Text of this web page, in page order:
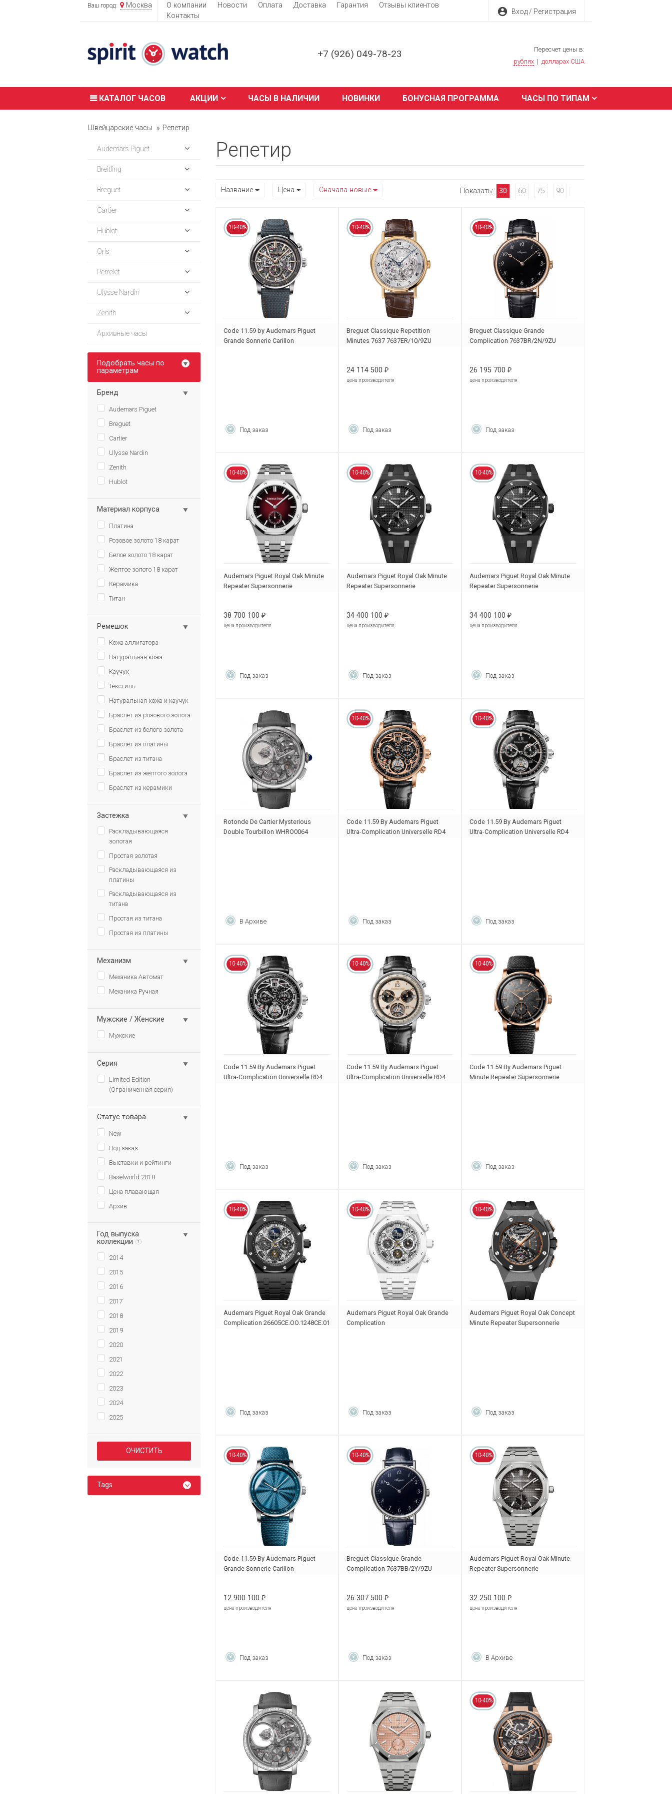
Ваш город: Москва О компании Новости Оплата Доставка Гарантия
Отзывы клиентов
Контакты
account_circle Вход / Регистрация
+7 (926) 049-78-23
Пересчет цены в:
рублях | долларах США
КАТАЛОГ ЧАСОВ АКЦИИ ЧАСЫ В НАЛИЧИИ НОВИНКИ БОНУСНАЯ ПРОГРАММА ЧАСЫ ПО ТИПАМ
Швейцарские часы Репетир
Audemars Piguet
Breitling
Breguet
Cartier
Hublot
Oris
Perrelet
Ulysse Nardin
Zenith
Архивные часы
Подобрать часы по
параметрам
Бренд
Audemars Piguet
Breguet
Cartier
Ulysse Nardin
Zenith
Hublot
Материал корпуса
Платина
Розовое золото 18 карат
Белое золото 18 карат
Желтое золото 18 карат
Керамика
Титан
Ремешок
Кожа аллигатора
Натуральная кожа
Каучук
Текстиль
Натуральная кожа и каучук
Браслет из розового золота
Браслет из белого золота
Браслет из платины
Браслет из титана
Браслет из желтого золота
Браслет из керамики
Застежка
Раскладывающаяся
золотая
Простая золотая
Раскладывающаяся из
платины
Раскладывающаяся из
титана
Простая из титана
Простая из платины
Механизм
Механика Автомат
Механика Ручная
Мужские / Женские
Мужские
Серия
Limited Edition
(Ограниченная серия)
Статус товара
New
Под заказ
Выставки и рейтинги
Baselworld 2018
Цена плавающая
Архив
Год выпуска
коллекции
?
2014
2015
2016
2017
2018
2019
2020
2021
2022
2023
2024
2025
Tags
Репетир
Название Цена Сначала новые Показать: 30 60 75 90
10-40%
Code 11.59 by Audemars Piguet
Grande Sonnerie Carillon
Под заказ
10-40%
Breguet Classique Repetition
Minutes 7637 7637ER/10/9ZU
24 114 500 ₽
цена производителя
Под заказ
10-40%
Breguet Classique Grande
Complication 7637BR/2N/9ZU
26 195 700 ₽
цена производителя
Под заказ
10-40%
Audemars Piguet Royal Oak Minute
Repeater Supersonnerie
38 700 100 ₽
цена производителя
Под заказ
10-40%
Audemars Piguet Royal Oak Minute
Repeater Supersonnerie
34 400 100 ₽
цена производителя
Под заказ
10-40%
Audemars Piguet Royal Oak Minute
Repeater Supersonnerie
34 400 100 ₽
цена производителя
Под заказ
Rotonde De Cartier Mysterious
Double Tourbillon WHRO0064
В Архиве
10-40%
Code 11.59 By Audemars Piguet
Ultra-Complication Universelle RD4
Под заказ
10-40%
Code 11.59 By Audemars Piguet
Ultra-Complication Universelle RD4
Под заказ
10-40%
Code 11.59 By Audemars Piguet
Ultra-Complication Universelle RD4
Под заказ
10-40%
Code 11.59 By Audemars Piguet
Ultra-Complication Universelle RD4
Под заказ
10-40%
Code 11.59 By Audemars Piguet
Minute Repeater Supersonnerie
Под заказ
10-40%
Audemars Piguet Royal Oak Grande
Complication 26605CE.OO.1248CE.01
Под заказ
10-40%
Audemars Piguet Royal Oak Grande
Complication
Под заказ
10-40%
Audemars Piguet Royal Oak Concept
Minute Repeater Supersonnerie
Под заказ
10-40%
Code 11.59 By Audemars Piguet
Grande Sonnerie Carillon
12 900 100 ₽
цена производителя
Под заказ
10-40%
Breguet Classique Grande
Complication 7637BB/2Y/9ZU
26 307 500 ₽
цена производителя
Под заказ
10-40%
Audemars Piguet Royal Oak Minute
Repeater Supersonnerie
32 250 100 ₽
цена производителя
В Архиве
10-40%